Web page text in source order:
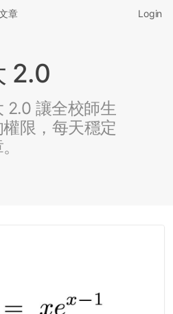
章 Login
2.0
2.0 讓全校師生
限，每天穩定